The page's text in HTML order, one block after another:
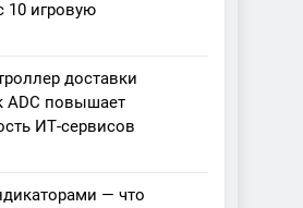
10 игровую
доставки
ADC повышает
ИТ-сервисов
— что